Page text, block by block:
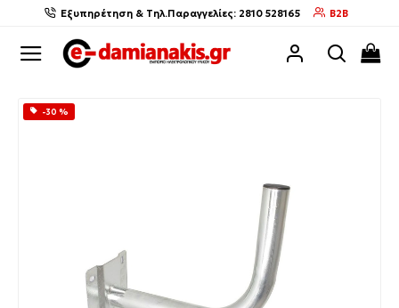
Εξυπηρέτηση & Τηλ.Παραγγελίες: 2810 528165 B2B
-30 %